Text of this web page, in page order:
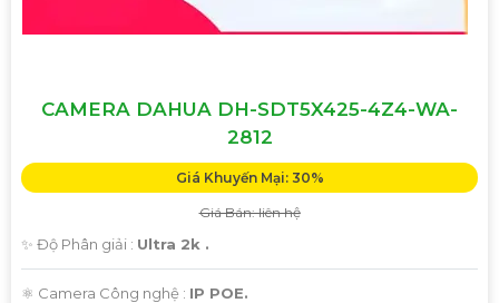
CAMERA DAHUA DH-SDT5X425-4Z4-WA-
2812
Giá Khuyến Mại: 30%
Giá Bán: liên hệ
✨ Độ Phân giải : Ultra 2k .
⚛️ Camera Công nghệ : IP POE.